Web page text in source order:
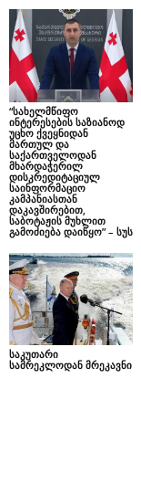
“სახელმწიფო
ინტერესების საზიანოდ
უცხო ქვეყნიდან
მართულ და
საქართველოდან
მხარდაჭერილ
დისკრედიტაციულ
საინფორმაციო
კამპანიასთან
დაკავშირებით,
საბოტაჟის მუხლით
გამოძიება დაიწყო” – სუს
საკუთარი
სამრეკლოდან მრეკავნი